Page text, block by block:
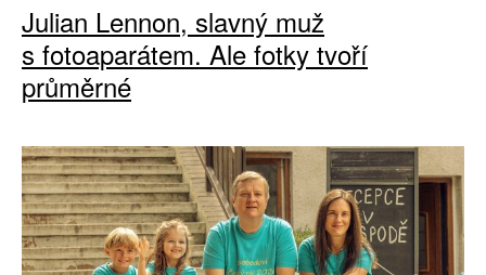
Julian Lennon, slavný muž
s fotoaparátem. Ale fotky tvoří
průměrné